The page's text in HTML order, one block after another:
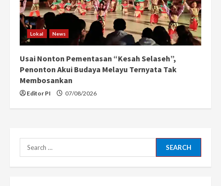
Lokal News
Usai Nonton Pementasan “Kesah Selaseh”,
Penonton Akui Budaya Melayu Ternyata Tak
Membosankan
Editor PI 07/08/2026
Search
for: